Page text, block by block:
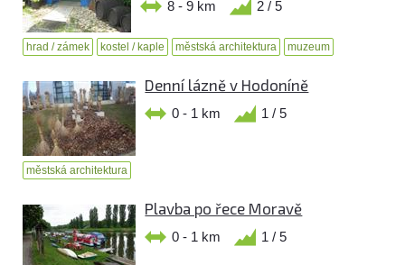
8 - 9 km 2 / 5
hrad / zámek kostel / kaple městská architektura muzeum
Denní lázně v Hodoníně
0 - 1 km 1 / 5
městská architektura
Plavba po řece Moravě
0 - 1 km 1 / 5